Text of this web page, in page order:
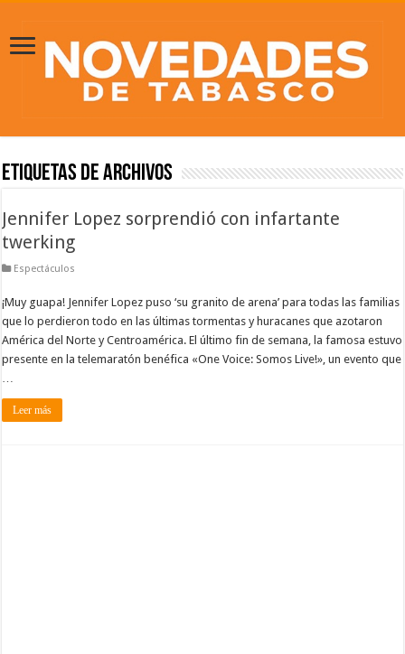
Etiquetas de Archivos
Jennifer Lopez sorprendió con infartante
twerking
Espectáculos
¡Muy guapa! Jennifer Lopez puso ‘su granito de arena’ para todas las familias
que lo perdieron todo en las últimas tormentas y huracanes que azotaron
América del Norte y Centroamérica. El último fin de semana, la famosa estuvo
presente en la telemaratón benéfica «One Voice: Somos Live!», un evento que
Leer más